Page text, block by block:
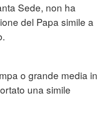
Sede, non ha
del Papa simile a
o grande media in
una simile